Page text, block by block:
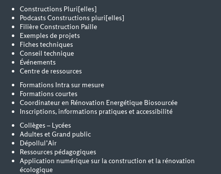
Constructions Pluri[elles]
Podcasts Constructions pluri[elles]
Filière Construction Paille
Exemples de projets
Fiches techniques
Conseil technique
Événements
Centre de ressources
Formations Intra sur mesure
Formations courtes
Coordinateur en Rénovation Energétique Biosourcée
Inscriptions, informations pratiques et accessibilité
Collèges – Lycées
Adultes et Grand public
Dépollul’Air
Ressources pédagogiques
Application numérique sur la construction et la rénovation
écologique